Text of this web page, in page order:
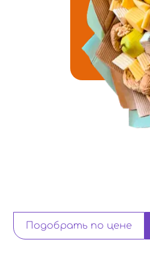
Подобрать по цене